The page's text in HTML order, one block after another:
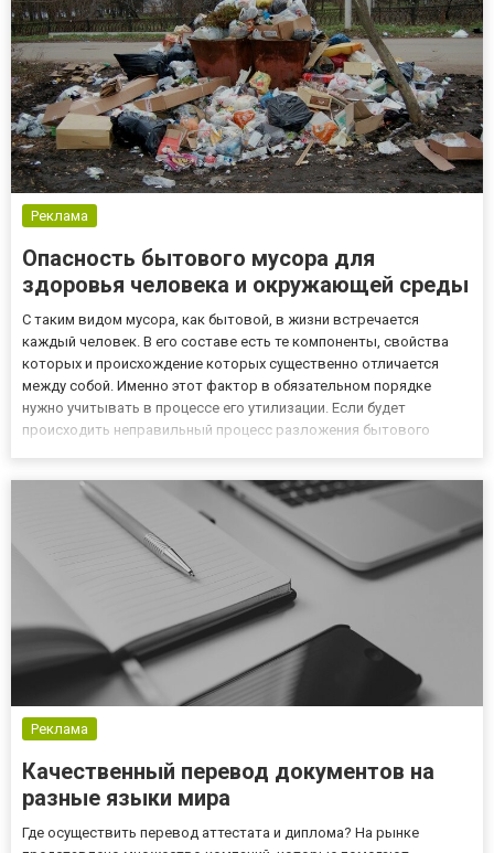
Реклама
Опасность бытового мусора для
здоровья человека и окружающей среды
С таким видом мусора, как бытовой, в жизни встречается
каждый человек. В его составе есть те компоненты, свойства
которых и происхождение которых существенно отличается
между собой. Именно этот фактор в обязательном порядке
нужно учитывать в процессе его утилизации. Если будет
происходить неправильный процесс разложения бытового
Реклама
Качественный перевод документов на
разные языки мира
Где осуществить перевод аттестата и диплома? На рынке